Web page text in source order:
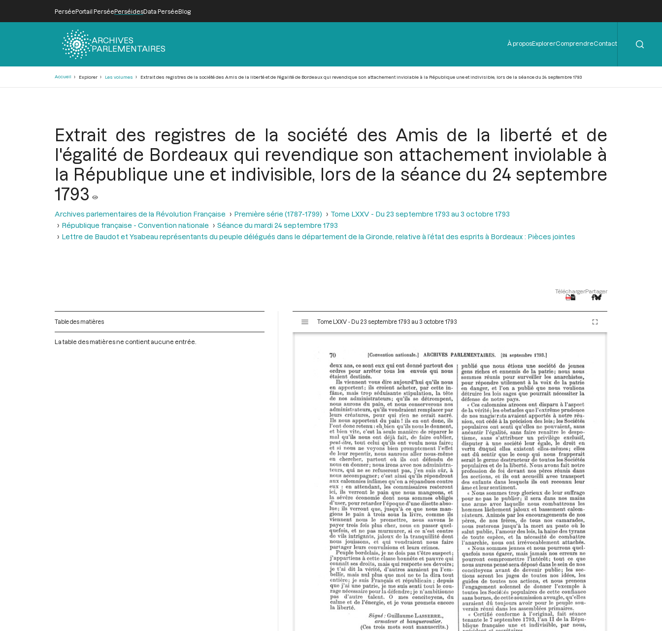
PerséePortail PerséePerséidesData PerséeBlog
ARCHIVES
PARLEMENTAIRES
Menu
de
À proposExplorerComprendreContact
Accueil Explorer Les volumes Extrait des registres de la société des Amis de la liberté et de l'égalité de Bordeaux qui revendique son attachement inviolable à la République une et indivisible, lors de la séance du 24 septembre 1793
Extrait des registres de la société des Amis de la liberté et de
l'égalité de Bordeaux qui revendique son attachement inviolable à
la République une et indivisible, lors de la séance du 24 septembre
1793
Archives parlementaires de la Révolution Française Première série (1787-1799)
Tome LXXV - Du 23 septembre 1793 au 3 octobre 1793
République française - Convention nationale
Séance du mardi 24 septembre 1793
Lettre de Baudot et Ysabeau représentants du peuple délégués dans le département de la Gironde, relative à l’état des esprits à Bordeaux : Pièces jointes
TéléchargerPartager
Table des matières
La table des matières ne contient aucune entrée.
s
Tome LXXV - Du 23 septembre 1793 au 3 octobre 1793